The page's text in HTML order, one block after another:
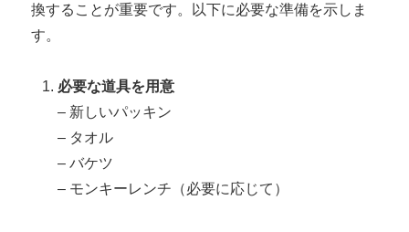
換することが重要です。以下に必要な準備を示しま
す。
必要な道具を用意
– 新しいパッキン
– タオル
– バケツ
– モンキーレンチ（必要に応じて）